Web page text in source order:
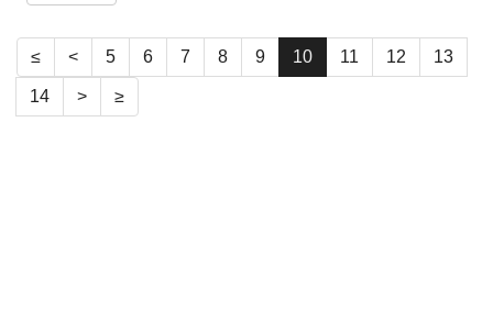
≤ < 5 6 7 8 9 10 11 12 13
14 > ≥